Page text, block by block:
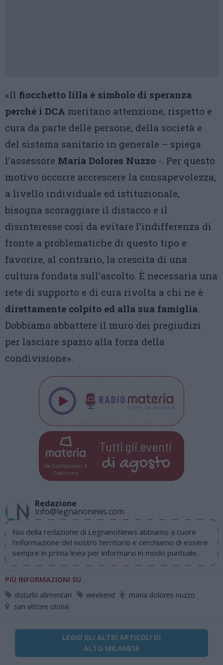
«Il fiocchetto lilla è simbolo di speranza
perché i DCA meritano attenzione, rispetto e
cura da parte delle persone, della società e
del sistema sanitario in generale – spiega
l’assessore Maria Dolores Nuzzo -. Per questo
motivo occorre accrescere la consapevolezza,
a livello individuale ed istituzionale,
bisogna scoraggiare il distacco e il
disinteresse così da evitare l’indifferenza di
fronte a problematiche di questo tipo e
favorire, al contrario, la crescita di una
cultura fondata sull’ascolto. È necessaria una
rete di supporto e di cura rivolta a chi ne è
direttamente colpito ed alla sua famiglia.
Dobbiamo abbattere il muro dei pregiudizi
per lasciare spazio alla forza della
condivisione».
Via Confalonieri, 5
Castronno
Tutti gli eventi
di agosto
Redazione
info@legnanonews.com
Noi della redazione di LegnanoNews abbiamo a cuore
l'informazione del nostro territorio e cerchiamo di essere
sempre in prima linea per informarvi in modo puntuale.
PIÙ INFORMAZIONI SU
disturbi alimentari
weekend
maria dolores nuzzo
san vittore olona
LEGGI GLI ALTRI ARTICOLI DI
ALTO MILANESE